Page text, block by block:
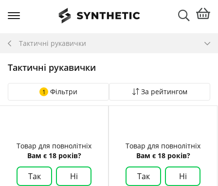
Тактичні рукавички
Тактичні рукавички
1 Фільтри За рейтингом
Товар для повнолітніх
Вам є 18 років?
Так Ні
Товар для повнолітніх
Вам є 18 років?
Так Ні